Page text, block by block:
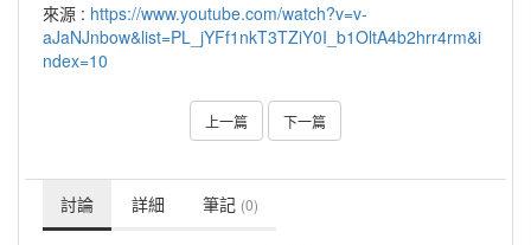
來源 : https://www.youtube.com/watch?v=v-
aJaNJnbow&list=PL_jYFf1nkT3TZiY0I_b1OltA4b2hrr4rm&i
ndex=10
上一篇 下一篇
討論 詳細 筆記 (0)